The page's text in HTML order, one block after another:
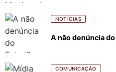
NOTÍCIAS
A não denúncia
COMUNICAÇÃO